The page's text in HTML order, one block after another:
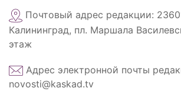
Почтовый адрес редакции:
Калининград, пл. Маршала
этаж
Адрес электронной почты
novosti@kaskad.tv